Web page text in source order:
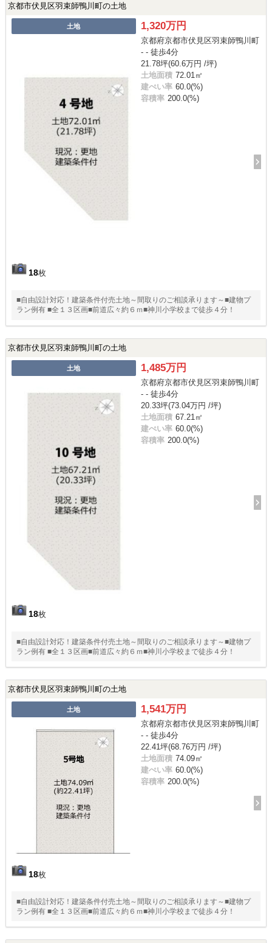
京都市伏見区羽束師鴨川町の土地
土地
18枚
1,320万円
京都府京都市伏見区羽束師鴨川町
- - 徒歩4分
21.78坪(60.6万円 /坪)
土地面積 72.01㎡
建ぺい率 60.0(%)
容積率 200.0(%)
■自由設計対応！建築条件付売土地～間取りのご相談承ります～■建物プ
ラン例有 ■全１３区画■前道広々約６ｍ■神川小学校まで徒歩４分！
京都市伏見区羽束師鴨川町の土地
土地
18枚
1,485万円
京都府京都市伏見区羽束師鴨川町
- - 徒歩4分
20.33坪(73.04万円 /坪)
土地面積 67.21㎡
建ぺい率 60.0(%)
容積率 200.0(%)
■自由設計対応！建築条件付売土地～間取りのご相談承ります～■建物プ
ラン例有 ■全１３区画■前道広々約６ｍ■神川小学校まで徒歩４分！
京都市伏見区羽束師鴨川町の土地
土地
18枚
1,541万円
京都府京都市伏見区羽束師鴨川町
- - 徒歩4分
22.41坪(68.76万円 /坪)
土地面積 74.09㎡
建ぺい率 60.0(%)
容積率 200.0(%)
■自由設計対応！建築条件付売土地～間取りのご相談承ります～■建物プ
ラン例有 ■全１３区画■前道広々約６ｍ■神川小学校まで徒歩４分！